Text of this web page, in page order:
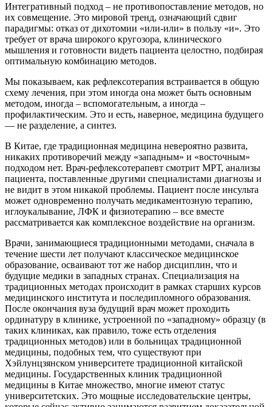
Интегративный подход – не противопоставление методов, но
их совмещение. Это мировой тренд, означающий сдвиг
парадигмы: отказ от дихотомии «или-или» в пользу «и». Это
требует от врача широкого кругозора, клинического
мышления и готовности видеть пациента целостно, подбирая
оптимальную комбинацию методов.
Мы показываем, как рефлексотерапия встраивается в общую
схему лечения, при этом иногда она может быть основным
методом, иногда – вспомогательным, а иногда –
профилактическим. Это и есть, наверное, медицина будущего
— не разделение, а синтез.
В Китае, где традиционная медицина невероятно развита,
никаких противоречий между «западным» и «восточным»
подходом нет. Врач-рефлексотерапевт смотрит МРТ, анализы
пациента, поставленные другими специалистами диагнозы и
не видит в этом никакой проблемы. Пациент после инсульта
может одновременно получать медикаментозную терапию,
иглоукалывание, ЛФК и физиотерапию – все вместе
рассматривается как комплексное воздействие на организм.
Врачи, занимающиеся традиционными методами, сначала в
течение шести лет получают классическое медицинское
образование, осваивают тот же набор дисциплин, что и
будущие медики в западных странах. Специализация на
традиционных методах происходит в рамках старших курсов
медицинского института и последипломного образования.
После окончания вуза будущий врач может проходить
ординатуру в клинике, устроенной по «западному» образцу (в
таких клиниках, как правило, тоже есть отделения
традиционных методов) или в больницах традиционной
медицины, подобных тем, что существуют при
Хэйлунцзянском университете традиционной китайской
медицины. Государственных клиник традиционной
медицины в Китае множество, многие имеют статус
университетских. Это мощные исследовательские центры,